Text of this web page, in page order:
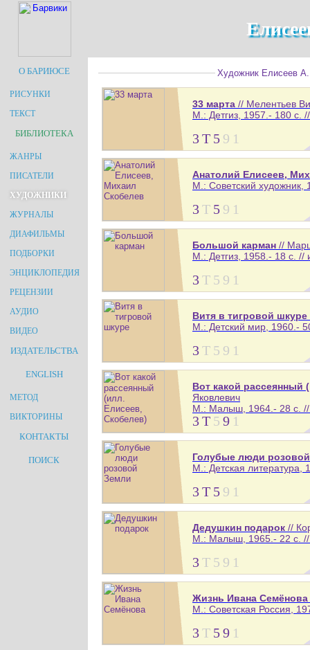
О БАРИЮСЕ
РИСУНКИ
ТЕКСТ
БИБЛИОТЕКА
ЖАНРЫ
ПИСАТЕЛИ
ХУДОЖНИКИ
ЖУРНАЛЫ
ДИАФИЛЬМЫ
ПОДБОРКИ
ЭНЦИКЛОПЕДИЯ
РЕЦЕНЗИИ
АУДИО
ВИДЕО
ИЗДАТЕЛЬСТВА
ENGLISH
МЕТОД
ВИКТОРИНЫ
КОНТАКТЫ
ПОИСК
Художник Елисеев
33 марта // Мелентьев
М.: Детгиз, 1957.- 180 с.
3Т 5 9 1
Анатолий Елисеев,
М.: Советский художник,
3Т 5 9 1
Большой карман //
М.: Детгиз, 1958.- 18 с. //
3Т 5 9 1
Витя в тигровой шкуре
М.: Детский мир, 1960.-
3Т 5 9 1
Вот какой рассеянный
Яковлевич
М.: Малыш, 1964.- 28 с. //
3Т 5 9 1
Голубые люди
М.: Детская литература,
3Т 5 9 1
Дедушкин подарок //
М.: Малыш, 1965.- 22 с. //
3Т 5 9 1
Жизнь Ивана Семёнова
М.: Советская Россия,
3Т 59 1